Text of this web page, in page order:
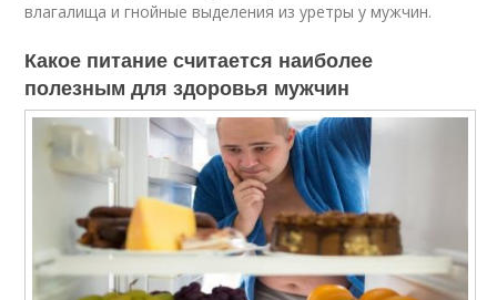
влагалища и гнойные выделения из уретры у мужчин.
Какое питание считается наиболее
полезным для здоровья мужчин